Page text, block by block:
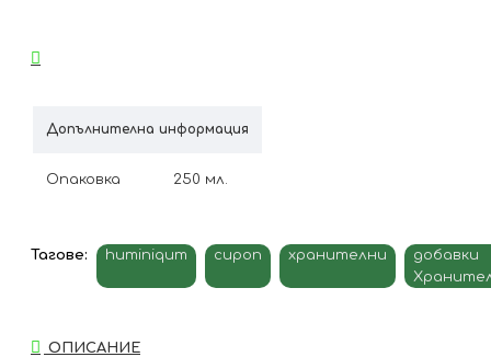
Допълнителна информация
Опаковка 250 мл.
Тагове: huminiqum сироп хранителни
добавки
ОПИСАНИЕ